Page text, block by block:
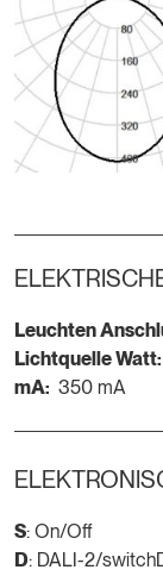
Leuchten
Lichtquelle Watt:
mA: 350 mA
S: On/Off
D: DALI-2/